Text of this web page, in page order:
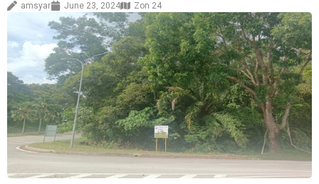
amsyar June 23, 2024 Zon 24